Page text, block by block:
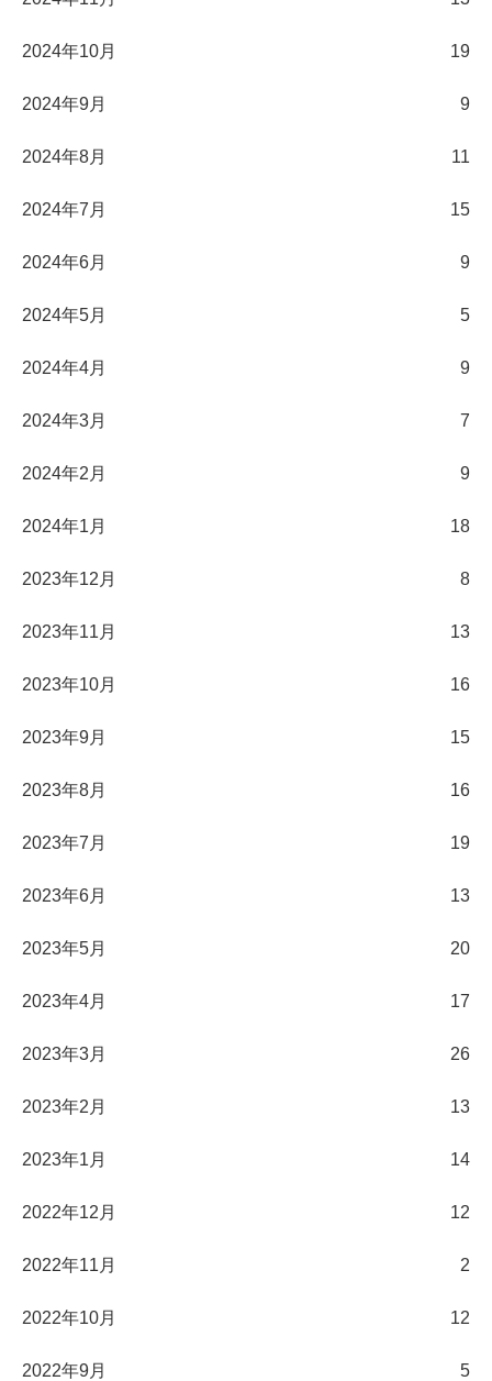
2024年10月 19
2024年9月 9
2024年8月 11
2024年7月 15
2024年6月 9
2024年5月 5
2024年4月 9
2024年3月 7
2024年2月 9
2024年1月 18
2023年12月 8
2023年11月 13
2023年10月 16
2023年9月 15
2023年8月 16
2023年7月 19
2023年6月 13
2023年5月 20
2023年4月 17
2023年3月 26
2023年2月 13
2023年1月 14
2022年12月 12
2022年11月 2
2022年10月 12
2022年9月 5